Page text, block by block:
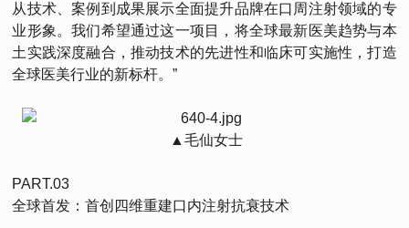
从技术、案例到成果展示全面提升品牌在口周注射领域的专
业形象。我们希望通过这一项目，将全球最新医美趋势与本
土实践深度融合，推动技术的先进性和临床可实施性，打造
全球医美行业的新标杆。”
▲毛仙女士
PART.03
全球首发：首创四维重建口内注射抗衰技术